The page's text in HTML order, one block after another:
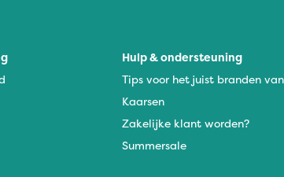
Hulp & ondersteuning
Tips voor het juist branden
Kaarsen
Zakelijke klant worden?
Summersale